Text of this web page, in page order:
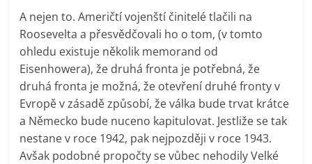
A nejen to. Američtí vojenští činitelé tlačili na
Roosevelta a přesvědčovali ho o tom, (v tomto
ohledu existuje několik memorand od
Eisenhowera), že druhá fronta je potřebná, že
druhá fronta je možná, že otevření druhé fronty v
Evropě v zásadě způsobí, že válka bude trvat krátce
a Německo bude nuceno kapitulovat. Jestliže se tak
nestane v roce 1942, pak nejpozději v roce 1943.
Avšak podobné propočty se vůbec nehodily Velké